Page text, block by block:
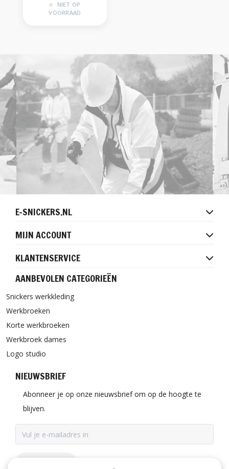
NIET OP
VOORRAAD
E-SNICKERS.NL
MIJN ACCOUNT
KLANTENSERVICE
AANBEVOLEN CATEGORIEËN
Snickers werkkleding
Werkbroeken
Korte werkbroeken
Werkbroek dames
Logo studio
NIEUWSBRIEF
Abonneer je op onze nieuwsbrief om op de hoogte te
blijven.